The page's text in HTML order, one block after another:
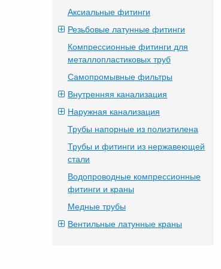
Аксиальные фитинги
Резьбовые латунные фитинги
Компрессионные фитинги для
металлопластиковых труб
Самопромывные фильтры
Внутренняя канализация
Наружная канализация
Трубы напорные из полиэтилена
Трубы и фитинги из нержавеющей
стали
Водопроводные компрессионные
фитинги и краны
Медные трубы
Вентильные латунные краны